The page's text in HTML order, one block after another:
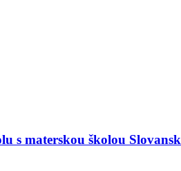
s materskou školou